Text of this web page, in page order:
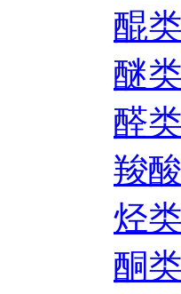
醌
醚
醛
羧
烃
酮